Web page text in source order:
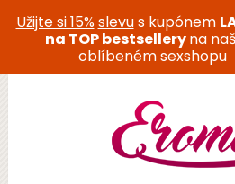
Užijte si 15%slevus kupónem
na TOP bestselleryna
oblíbeném sexshopu